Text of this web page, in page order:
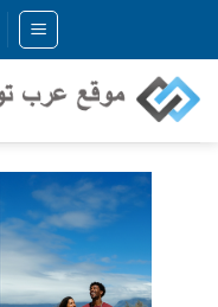
content